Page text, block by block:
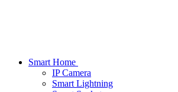
Smart Home
IP Camera
Smart Lightning